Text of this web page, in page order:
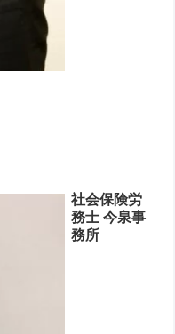
社会保険労
務士 今泉事
務所